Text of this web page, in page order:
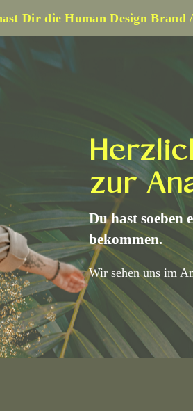
Dir die Human Design Brand
zur
Du hast
bekommen.
Wir sehen uns im